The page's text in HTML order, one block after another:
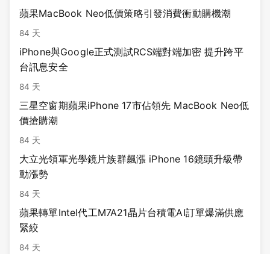
蘋果MacBook Neo低價策略引發消費衝動購機潮
84 天
iPhone與Google正式測試RCS端對端加密 提升跨平
台訊息安全
84 天
三星空窗期蘋果iPhone 17市佔領先 MacBook Neo低
價搶購潮
84 天
大立光領軍光學鏡片族群飆漲 iPhone 16鏡頭升級帶
動漲勢
84 天
蘋果轉單Intel代工M7A21晶片台積電AI訂單爆滿供應
緊絞
84 天